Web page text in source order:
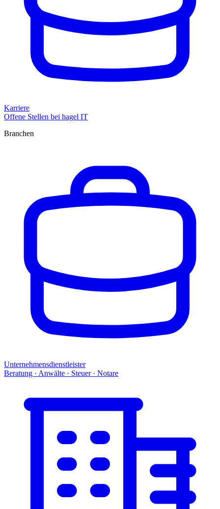
Karriere
Offene Stellen bei hagel IT
Branchen
Unternehmensdienstleister
Beratung · Anwälte · Steuer · Notare